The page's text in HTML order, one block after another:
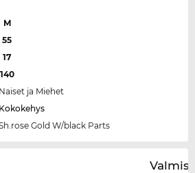
M
55
17
140
Naiset ja Miehet
Kokokehys
Gold W/black Parts